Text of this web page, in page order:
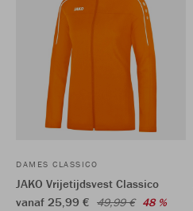
DAMES CLASSICO
JAKO Vrijetijdsvest Classico
vanaf 25,99 € 49,99 € 48 %